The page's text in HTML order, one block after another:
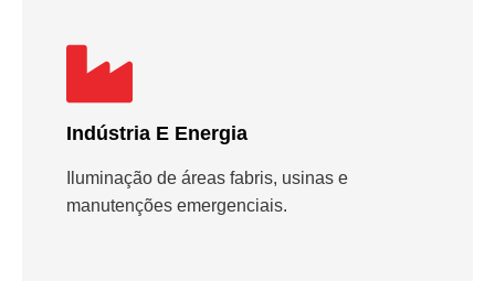
Indústria E Energia
Iluminação de áreas fabris, usinas e
manutenções emergenciais.